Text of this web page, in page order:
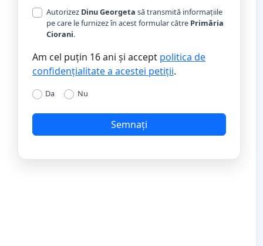
Autorizez Dinu Georgeta să transmită informațiile
pe care le furnizez în acest formular către Primăria
Ciorani.
Am cel puțin 16 ani și accept politica de
confidențialitate a acestei petiții.
Da Nu
Semnați